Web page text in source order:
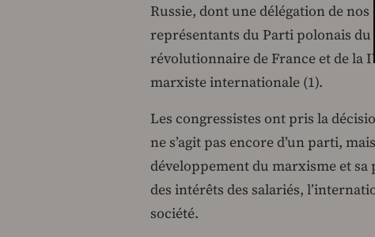
Russie, dont une délégation de nos
représentants du Parti polonais du
révolutionnaire de France et de la
marxiste internationale (1).
Les congressistes ont pris la
ne s’agit pas encore d’un parti,
développement du marxisme et
des intérêts des salariés,
société.